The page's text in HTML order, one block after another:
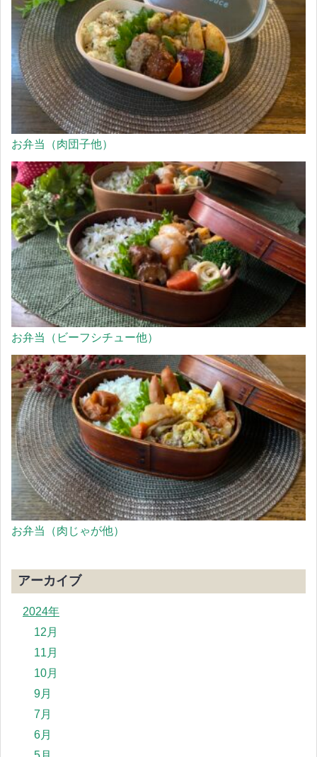
お弁当（肉団子他）
お弁当（ビーフシチュー他）
お弁当（肉じゃが他）
アーカイブ
2024年
12月
11月
10月
9月
7月
6月